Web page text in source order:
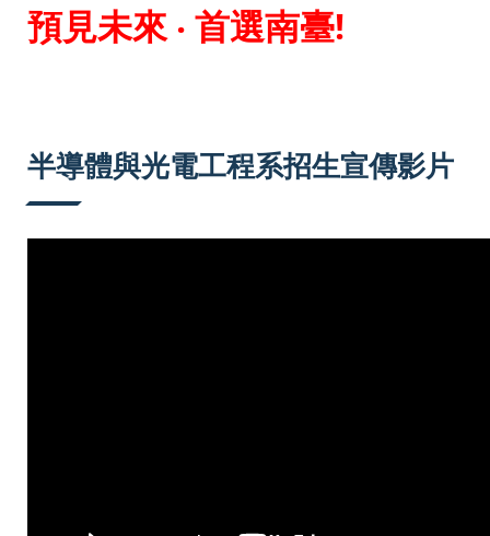
預見未來 ‧ 首選南臺!
半導體與光電工程系招生宣傳影片